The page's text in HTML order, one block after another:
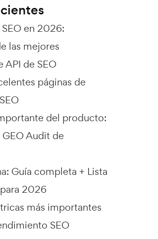
en 2026:
las mejores
API de SEO
páginas de
del producto:
Audit de
Guía completa + Lista
2026
más importantes
SEO